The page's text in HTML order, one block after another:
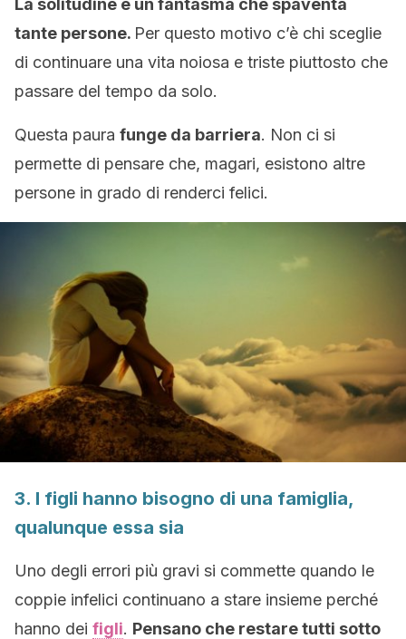
La solitudine è un fantasma che spaventa
tante persone. Per questo motivo c’è chi sceglie
di continuare una vita noiosa e triste piuttosto che
passare del tempo da solo.
Questa paura funge da barriera. Non ci si
permette di pensare che, magari, esistono altre
persone in grado di renderci felici.
3. I figli hanno bisogno di una famiglia,
qualunque essa sia
Uno degli errori più gravi si commette quando le
coppie infelici continuano a stare insieme perché
hanno dei figli. Pensano che restare tutti sotto